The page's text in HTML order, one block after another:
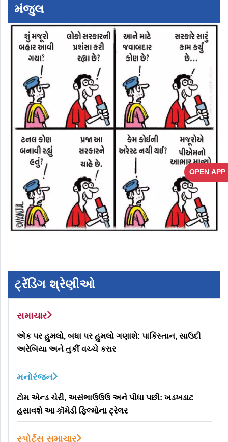
OPEN APP
મંજુલ
ટ્રેંડિંગ શ્રેણીઓ
સમાચાર
એક પર હુમલો, બધા પર હુમલો ગણાશે: પાકિસ્તાન, સાઉદી
અરેબિયા અને તુર્કી વચ્ચે કરાર
મનોરંજન
ટોમ એન્ડ ચેરી, અસંભાઉઉઉ અને પીધા પછી: ખડખડાટ
હસાવશે આ કૉમેડી ફિલ્મોના ટ્રેલર
સ્પોર્ટ્સ સમાચાર